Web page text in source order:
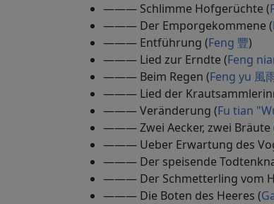
——— Schlimme Hofgerüchte (
——— Der Emporgekommene (
——— Entführung (Feng 豐)
——— Lied zur Erndte (Feng
——— Beim Regen (Feng yu 風
——— Lied der
——— Veränderung (Fu tian
——— Zwei Aecker, zwei Bräute
——— Ueber Erwartung des
——— Der speisende
——— Der Schmetterling vom
——— Die Boten des Heeres (